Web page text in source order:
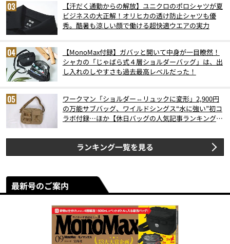
【汗だく通勤からの解放】ユニクロのポロシャツが夏
ビジネスの大正解！オリヒカの透け防止シャツも優
秀。酷暑も涼しい顔で働ける超快適ウエアの実力
【MonoMax付録】ガバッと開いて中身が一目瞭然！
シャカの「じゃばら式４層ショルダーバッグ」は、出
し入れのしやすさも過去最高レベルだった！
ワークマン「ショルダー⇔リュックに変形」2,900円
の万能サブバッグ、ワイルドシングス“水に強い”初コ
ラボ付録…ほか【休日バッグの人気記事ランキングベ
ランキング一覧を見る
最新号のご案内